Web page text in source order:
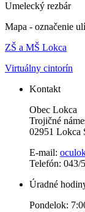
Umelecký rezbár
Mapa - označenie
ZŠ a MŠ Lokca
Virtuálny cintorín
Kontakt
Obec Lokca
Trojičné
02951 Lokca
E-mail:
Telefón: 043/
Úradné
Pondelok: